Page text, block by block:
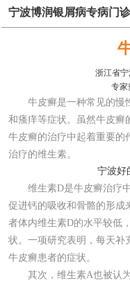
宁波博润银屑病专病门
浙江省
专家
牛皮癣是一种常见的慢
和瘙痒等症状。虽然牛皮癣
牛皮癣的治疗中起着重要的
治疗的维生素。
宁波好
维生素D是牛皮癣治疗中
促进钙的吸收和骨骼的形成
者体内维生素D的水平较低
状。一项研究表明，每天补
牛皮癣患者的症状。
其次，维生素A也被认为